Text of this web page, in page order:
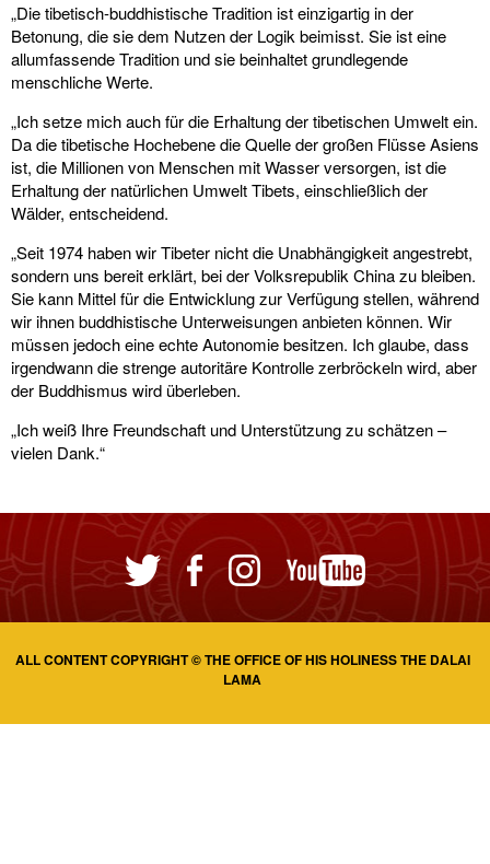
„Die tibetisch-buddhistische Tradition ist einzigartig in der
Betonung, die sie dem Nutzen der Logik beimisst. Sie ist eine
allumfassende Tradition und sie beinhaltet grundlegende
menschliche Werte.
„Ich setze mich auch für die Erhaltung der tibetischen Umwelt ein.
Da die tibetische Hochebene die Quelle der großen Flüsse Asiens
ist, die Millionen von Menschen mit Wasser versorgen, ist die
Erhaltung der natürlichen Umwelt Tibets, einschließlich der
Wälder, entscheidend.
„Seit 1974 haben wir Tibeter nicht die Unabhängigkeit angestrebt,
sondern uns bereit erklärt, bei der Volksrepublik China zu bleiben.
Sie kann Mittel für die Entwicklung zur Verfügung stellen, während
wir ihnen buddhistische Unterweisungen anbieten können. Wir
müssen jedoch eine echte Autonomie besitzen. Ich glaube, dass
irgendwann die strenge autoritäre Kontrolle zerbröckeln wird, aber
der Buddhismus wird überleben.
„Ich weiß Ihre Freundschaft und Unterstützung zu schätzen –
vielen Dank.“
ALL CONTENT COPYRIGHT © THE OFFICE OF HIS HOLINESS THE DALAI
LAMA